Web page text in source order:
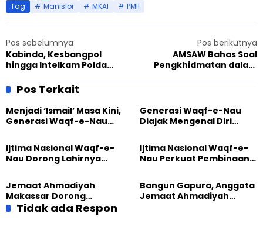
Tag Manislor MKAI PMII
Pos sebelumnya
Kabinda, Kesbangpol
hingga Intelkam Polda
Kalbar Dialog
Pos berikutnya
AMSAW Bahas Soal
Pengkhidmatan dalam
di Cianjur
Pos Terkait
Menjadi ‘Ismail’ Masa Kini,
Generasi Waqf-e-Nau
Pengabdian
Generasi Waqf-e-Nau
Diajak Mengenal Diri
Dunia
Ijtima Nasional Waqf-e-
Nau Dorong Lahirnya
yang Militan
Ijtima Nasional Waqf-e-
Nau Perkuat Pembinaan
Masa Depan
Jemaat Ahmadiyah
Makassar Dorong
Kesadaran Lingkungan
Lewat Edukasi Ekoteologi
Bangun Gapura, Anggota
Jemaat Ahmadiyah
Tidak ada Respon